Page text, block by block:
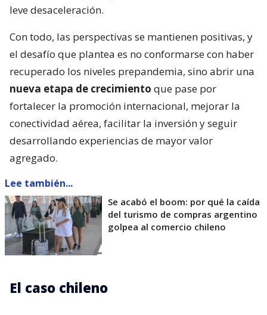
leve desaceleración.
Con todo, las perspectivas se mantienen positivas, y
el desafío que plantea es no conformarse con haber
recuperado los niveles prepandemia, sino abrir una
nueva etapa de crecimiento que pase por
fortalecer la promoción internacional, mejorar la
conectividad aérea, facilitar la inversión y seguir
desarrollando experiencias de mayor valor
agregado.
Lee también...
Se acabó el boom: por qué la caída
del turismo de compras argentino
golpea al comercio chileno
El caso chileno